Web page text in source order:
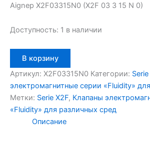
Aignep X2F03315N0 (X2F 03 3 15 N 0)
Доступность: 1 в наличии
товара
Aignep
X2F03315N0
В корзину
Артикул: X2F03315N0 Категории:
электромагнитные серии «Fluidity»
Метки: Serie X2F, Клапаны
«Fluidity» для различных сред
Описание